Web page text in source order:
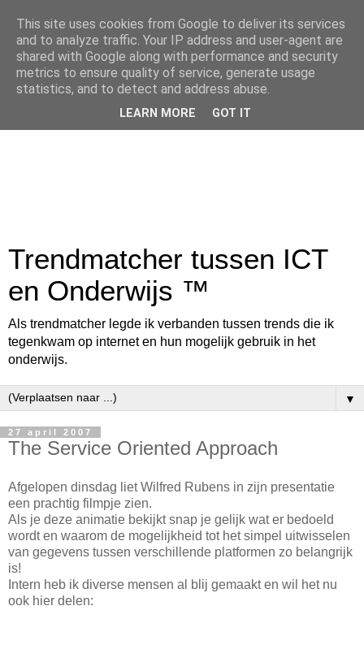
Trendmatcher tussen ICT
en Onderwijs ™
Als trendmatcher legde ik verbanden tussen trends die ik
tegenkwam op internet en hun mogelijk gebruik in het
onderwijs.
▼
27 april 2007
The Service Oriented Approach
Afgelopen dinsdag liet Wilfred Rubens in zijn presentatie
een prachtig filmpje zien.
Als je deze animatie bekijkt snap je gelijk wat er bedoeld
wordt en waarom de mogelijkheid tot het simpel uitwisselen
van gegevens tussen verschillende platformen zo belangrijk
is!
Intern heb ik diverse mensen al blij gemaakt en wil het nu
ook hier delen:
This site uses cookies from Google to deliver its services
and to analyze traffic. Your IP address and user-agent are
shared with Google along with performance and security
metrics to ensure quality of service, generate usage
statistics, and to detect and address abuse.
LEARN MORE GOT IT